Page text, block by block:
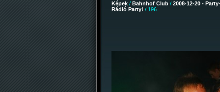
Képek / Bahnhof Club / 2008-12-20 -
Rádió Party! / 196